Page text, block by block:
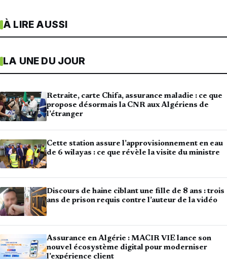
À LIRE AUSSI
LA UNE DU JOUR
Retraite, carte Chifa, assurance maladie : ce que
propose désormais la CNR aux Algériens de
l’étranger
Cette station assure l’approvisionnement en eau
de 6 wilayas : ce que révèle la visite du ministre
Discours de haine ciblant une fille de 8 ans : trois
ans de prison requis contre l’auteur de la vidéo
Assurance en Algérie : MACIR VIE lance son
nouvel écosystème digital pour moderniser
l’expérience client